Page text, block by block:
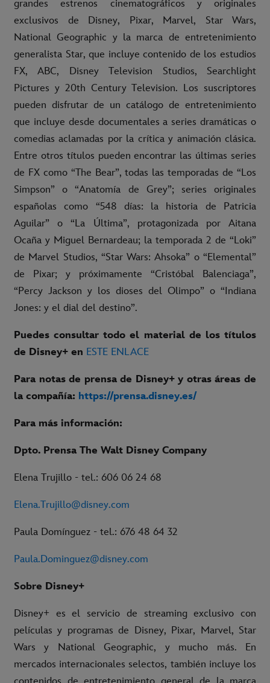
grandes estrenos cinematográficos y originales
exclusivos de Disney, Pixar, Marvel, Star Wars,
National Geographic y la marca de entretenimiento
generalista Star, que incluye contenido de los estudios
FX, ABC, Disney Television Studios, Searchlight
Pictures y 20th Century Television. Los suscriptores
pueden disfrutar de un catálogo de entretenimiento
que incluye desde documentales a series dramáticas o
comedias aclamadas por la crítica y animación clásica.
Entre otros títulos pueden encontrar las últimas series
de FX como “The Bear”, todas las temporadas de “Los
Simpson” o “Anatomía de Grey”; series originales
españolas como “548 días: la historia de Patricia
Aguilar” o “La Última”, protagonizada por Aitana
Ocaña y Miguel Bernardeau; la temporada 2 de “Loki”
de Marvel Studios, “Star Wars: Ahsoka” o “Elemental”
de Pixar; y próximamente “Cristóbal Balenciaga”,
“Percy Jackson y los dioses del Olimpo” o “Indiana
Jones: y el dial del destino”.
Puedes consultar todo el material de los títulos
de Disney+ en ESTE ENLACE
Para notas de prensa de Disney+ y otras áreas de
la compañía: https://prensa.disney.es/
Para más información:
Dpto. Prensa The Walt Disney Company
Elena Trujillo - tel.: 606 06 24 68
Elena.Trujillo@disney.com
Paula Domínguez - tel.: 676 48 64 32
Paula.Dominguez@disney.com
Sobre Disney+
Disney+ es el servicio de streaming exclusivo con
películas y programas de Disney, Pixar, Marvel, Star
Wars y National Geographic, y mucho más. En
mercados internacionales selectos, también incluye los